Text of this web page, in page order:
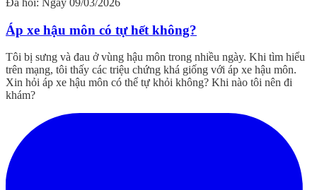
Áp xe hậu môn có tự hết không?
Tôi bị sưng và đau ở vùng hậu môn trong nhiều ngày. Khi tìm hiểu
trên mạng, tôi thấy các triệu chứng khá giống với áp xe hậu môn.
Xin hỏi áp xe hậu môn có thể tự khỏi không? Khi nào tôi nên đi
khám?